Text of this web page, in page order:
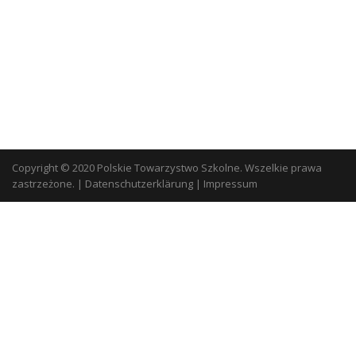
Copyright © 2020 Polskie Towarzystwo Szkolne. Wszelkie prawa
zastrzeżone. | Datenschutzerklärung | Impressum